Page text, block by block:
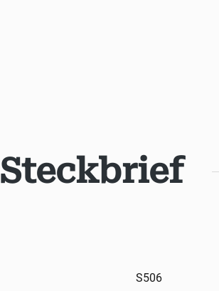
Steckbrief
S506